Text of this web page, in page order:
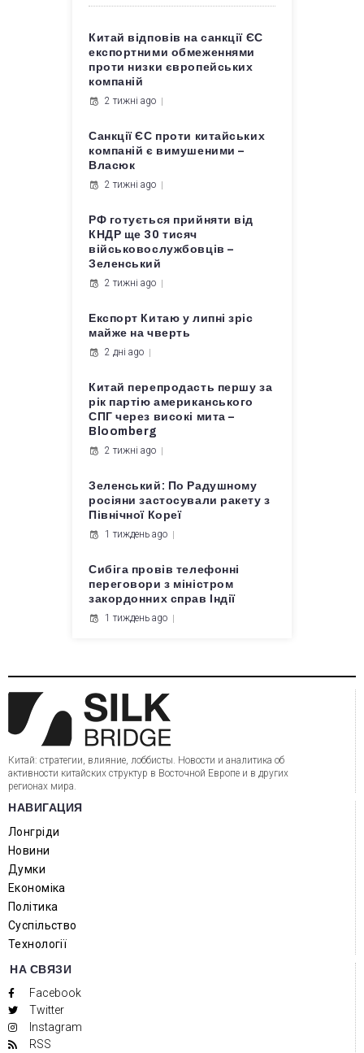
Китай відповів на санкції ЄС
експортними обмеженнями
проти низки європейських
компаній
2 тижні ago
Санкції ЄС проти китайських
компаній є вимушеними –
Власюк
2 тижні ago
РФ готується прийняти від
КНДР ще 30 тисяч
військовослужбовців –
Зеленський
2 тижні ago
Експорт Китаю у липні зріс
майже на чверть
2 дні ago
Китай перепродасть першу за
рік партію американського
СПГ через високі мита –
Bloomberg
2 тижні ago
Зеленський: По Радушному
росіяни застосували ракету з
Північної Кореї
1 тиждень ago
Сибіга провів телефонні
переговори з міністром
закордонних справ Індії
1 тиждень ago
Китай: стратегии, влияние, лоббисты. Новости и аналитика об
активности китайских структур в Восточной Европе и в других
регионах мира.
НАВИГАЦИЯ
Лонгріди
Новини
Думки
Економіка
Політика
Суспільство
Технології
НА СВЯЗИ
Facebook
Twitter
Instagram
RSS